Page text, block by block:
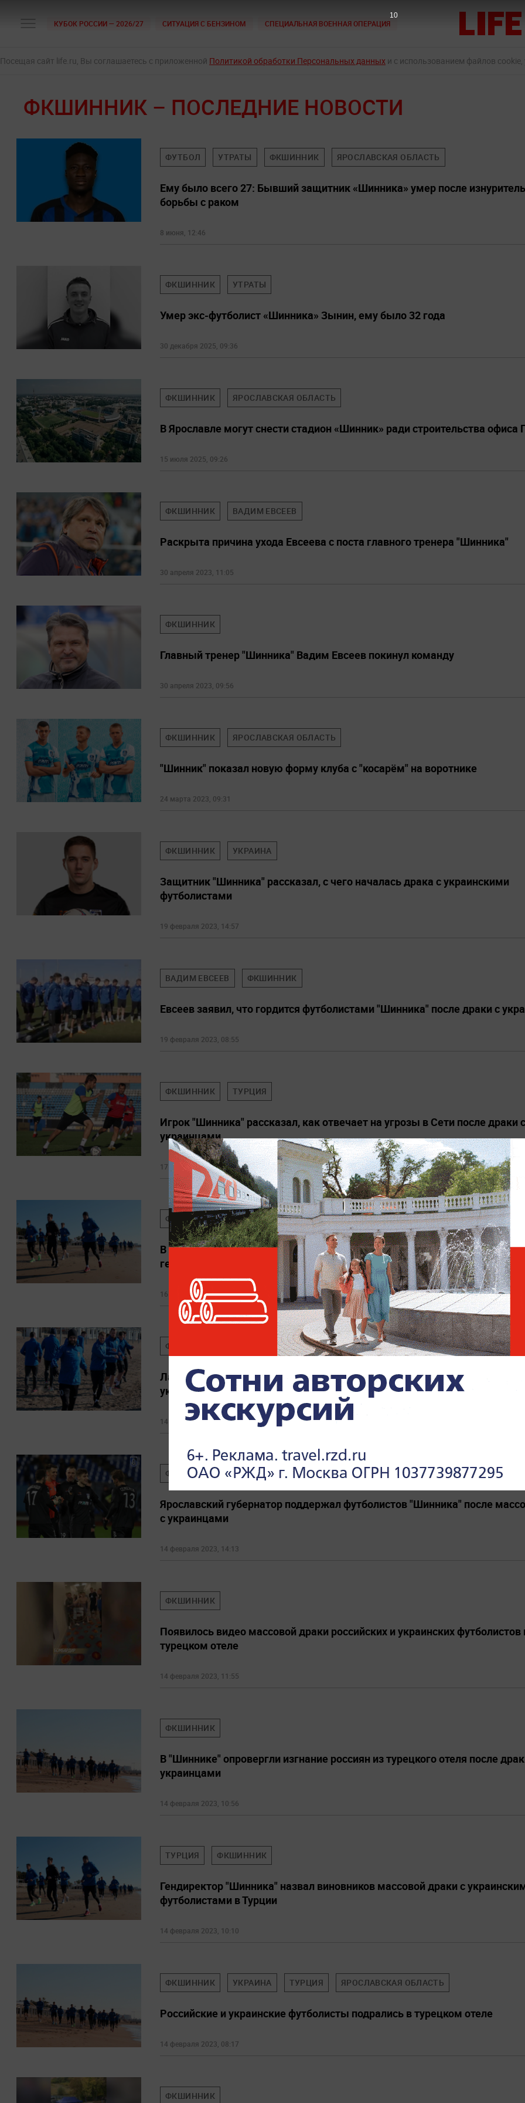
КУБОК РОССИИ — 2026/27 СИТУАЦИЯ С БЕНЗИНОМ СПЕЦИАЛЬНАЯ ВОЕННАЯ ОПЕРАЦИЯ
Посещая сайт life.ru, Вы соглашаетесь с приложенной Политикой обработки Персональных данных и с использованием файлов
ФКШИННИК – ПОСЛЕДНИЕ НОВОСТИ
ФУТБОЛ УТРАТЫ ФКШИННИК ЯРОСЛАВСКАЯ ОБЛАСТЬ
Ему было всего 27: Бывший защитник «Шинника» умер после
борьбы с раком
8 июня, 12:46
ФКШИННИК УТРАТЫ
Умер экс-футболист «Шинника» Зынин, ему было 32 года
30 декабря 2025, 09:36
ФКШИННИК ЯРОСЛАВСКАЯ ОБЛАСТЬ
В Ярославле могут снести стадион «Шинник» ради строительства офиса
15 июля 2025, 09:26
ФКШИННИК ВАДИМ ЕВСЕЕВ
Раскрыта причина ухода Евсеева с поста главного тренера "Шинника"
30 апреля 2023, 11:05
ФКШИННИК
Главный тренер "Шинника" Вадим Евсеев покинул команду
30 апреля 2023, 09:56
ФКШИННИК ЯРОСЛАВСКАЯ ОБЛАСТЬ
"Шинник" показал новую форму клуба с "косарём" на воротнике
24 марта 2023, 09:31
ФКШИННИК УКРАИНА
Защитник "Шинника" рассказал, с чего началась драка с украинскими
футболистами
19 февраля 2023, 14:57
ВАДИМ ЕВСЕЕВ ФКШИННИК
Евсеев заявил, что гордится футболистами "Шинника" после драки с
19 февраля 2023, 08:55
ФКШИННИК ТУРЦИЯ
Игрок "Шинника" рассказал, как отвечает на угрозы в Сети после драки с
украинцами
17 февраля 2023, 06:48
ФКШИННИК
В "Шиннике" раскрыли подлость украинских футболистов после
героизме
16 февраля 2023, 18:31
ФКШИННИК УКРАИНА
Лайф узнал, кого из игроков "Шинника" товарищи спасали от группового
украинцами
14 февраля 2023, 15:08
ФКШИННИК ЯРОСЛАВСКАЯ ОБЛАСТЬ
Ярославский губернатор поддержал футболистов "Шинника" после
с украинцами
14 февраля 2023, 14:13
ФКШИННИК
Появилось видео массовой драки российских и украинских футболистов
турецком отеле
14 февраля 2023, 11:55
ФКШИННИК
В "Шиннике" опровергли изгнание россиян из турецкого отеля после
украинцами
14 февраля 2023, 10:56
ТУРЦИЯ ФКШИННИК
Гендиректор "Шинника" назвал виновников массовой драки с
футболистами в Турции
14 февраля 2023, 10:10
ФКШИННИК УКРАИНА ТУРЦИЯ ЯРОСЛАВСКАЯ ОБЛАСТЬ
Российские и украинские футболисты подрались в турецком отеле
14 февраля 2023, 08:17
ФКШИННИК
9